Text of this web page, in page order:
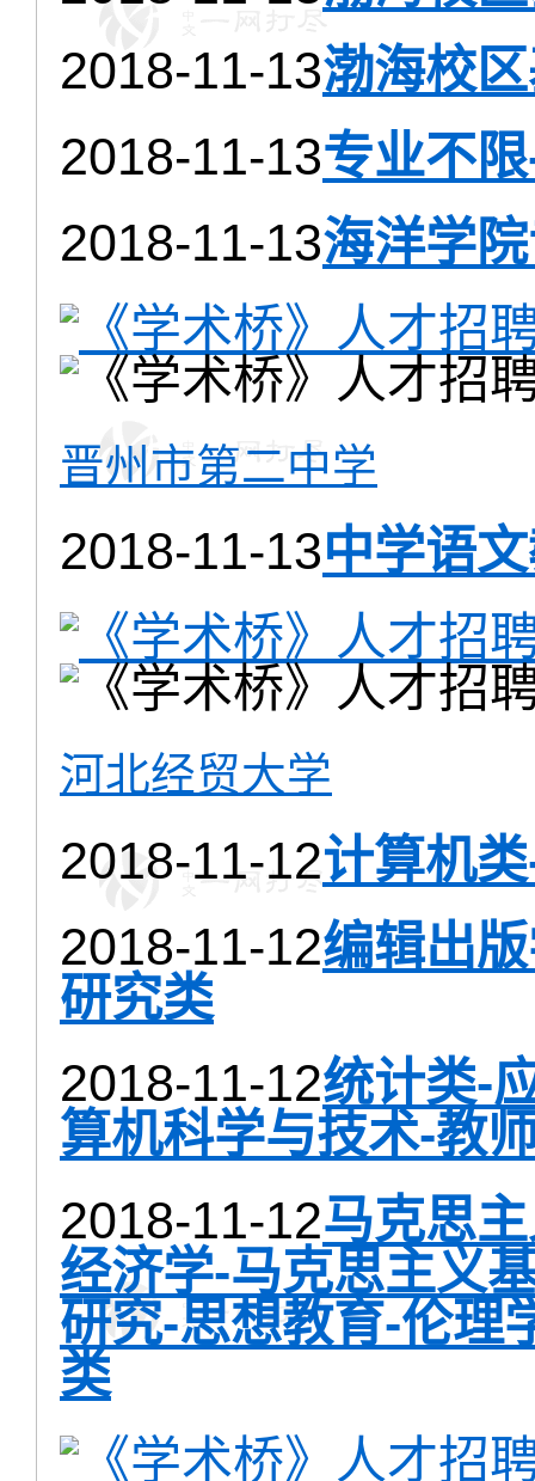
2018-11-13渤海校
2018-11-13专业不
2018-11-13海洋学
晋州市第二中学
2018-11-13中学语
河北经贸大学
2018-11-12计算机
2018-11-12编辑出
研究类
2018-11-12统计类-
算机科学与技术-教
2018-11-12马克思
经济学-马克思主义
研究-思想教育-伦理
类